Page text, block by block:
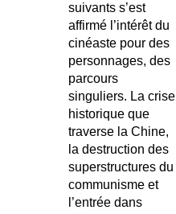
suivants s’est
affirmé l’intérêt du
cinéaste pour des
personnages, des
parcours
singuliers. La crise
historique que
traverse la Chine,
la destruction des
superstructures du
communisme et
l’entrée dans